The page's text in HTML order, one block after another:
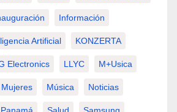
Información
Artificial KONZERTA
Electronics LLYC M+usica
Mujeres Música Noticias